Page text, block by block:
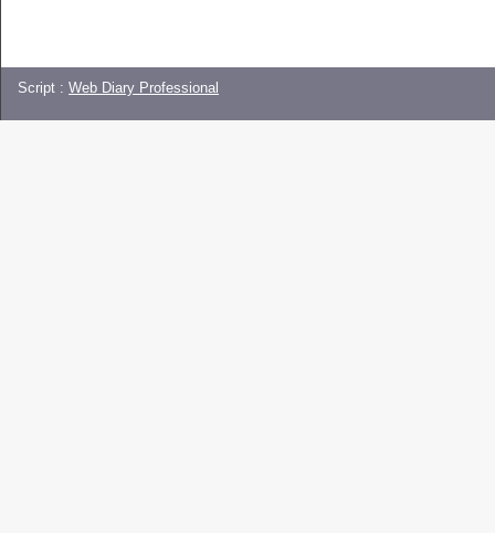
Script : Web Diary Professional